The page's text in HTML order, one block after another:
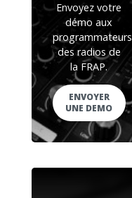
Envoyez votre
démo aux
programmateurs
des radios de
la FRAP.
ENVOYER
UNE DEMO